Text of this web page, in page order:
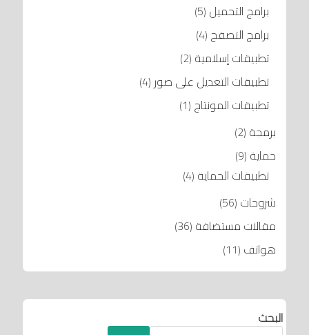
برامج التحميل (5)
برامج التصفح (4)
تطبيقات إسلامية (2)
تطبيقات التعديل على صور (4)
تطبيقات المونتاج (1)
برمجة (2)
حماية (9)
تطبيقات الحماية (4)
شروحات (56)
مقالات مستضافة (36)
هواتف (11)
البحث